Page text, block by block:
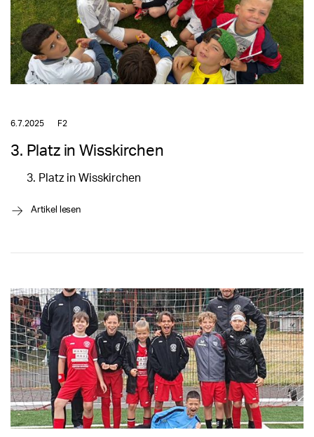
6.7.2025 F2
3. Platz in Wisskirchen
Platz in Wisskirchen
→ Artikel lesen